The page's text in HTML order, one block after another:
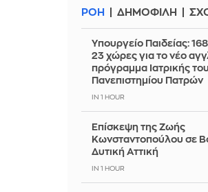
ΡΟΗ ΔΗΜΟΦΙΛΗ
Υπουργείο Παιδείας:
23 χώρες για το νέο
πρόγραμμα Ιατρικής του
Πανεπιστημίου Πατρών
IN 1 HOUR
Επίσκεψη της Ζωής
Κωνσταντοπούλου σε
Δυτική Αττική
IN 1 HOUR